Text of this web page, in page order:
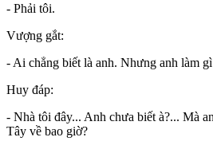
- Phải tôi.
Vượng gắt:
- Ai chẳng biết là anh. Nhưng anh làm
Huy đáp:
- Nhà tôi đây... Anh chưa biết à?... Mà
Tây về bao giờ?